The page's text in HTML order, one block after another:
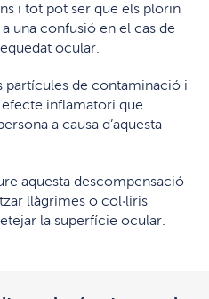
i tot pot ser que els plorin
una confusió en el cas de
ocular.
partícules de contaminació i
inflamatori que
a causa d’aquesta
aquesta descompensació
llàgrimes o col·liris
la superfície ocular.